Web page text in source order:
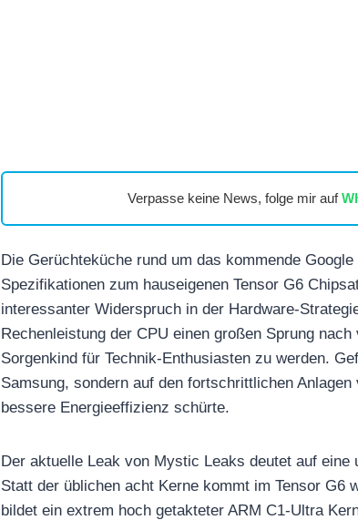
Verpasse keine News, folge mir auf
Die Gerüchteküche rund um das kommende
Spezifikationen zum hauseigenen Tensor G6
interessanter Widerspruch in der Hardware-
Rechenleistung der CPU einen großen Sprung
Sorgenkind für Technik-Enthusiasten zu werden.
Samsung, sondern auf den fortschrittlichen
bessere Energieeffizienz schürte.
Der aktuelle Leak von Mystic Leaks deutet auf
Statt der üblichen acht Kerne kommt im Tensor
bildet ein extrem hoch getakteter ARM C1-Ultra